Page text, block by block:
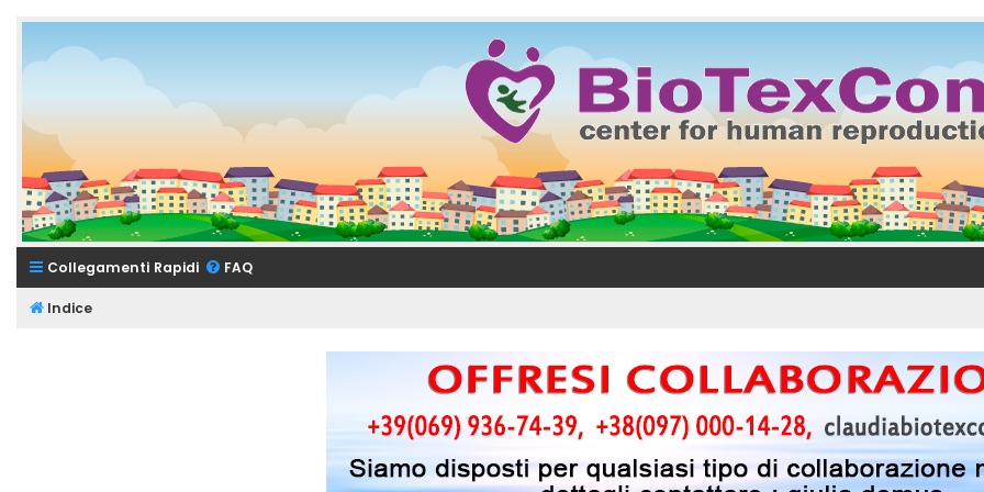
Collegamenti Rapidi FAQ
Indice